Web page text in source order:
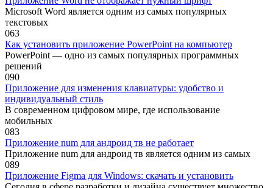
Microsoft Word является одним из самых популярных
текстовых
063
Как установить приложение PowerPoint на компьютер
PowerPoint — одно из самых популярных программных
решений
090
Приложение для изменения клавиатуры: удобство и
индивидуальный стиль
В современном цифровом мире, где использование
мобильных
083
Приложение num для андроид тв не работает
Приложение num для андроид тв является одним из самых
089
Приложение Figma для Windows: скачать и установить